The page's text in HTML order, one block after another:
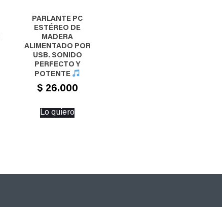
PARLANTE PC
ESTÉREO DE
MADERA
ALIMENTADO POR
USB. SONIDO
PERFECTO Y
POTENTE
$ 26.000
Lo quiero